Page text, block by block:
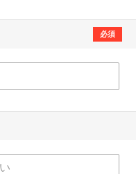
必須